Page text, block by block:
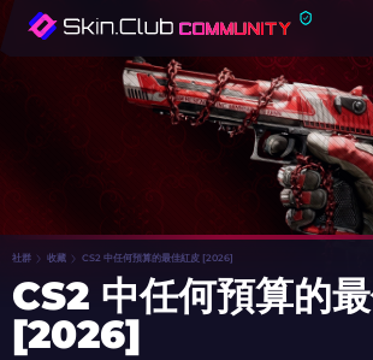
社群 收藏 CS2 中任何預算的最佳紅皮 [2026]
CS2 中任何預算的
[2026]